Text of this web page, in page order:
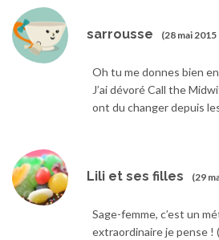
sarrousse (28 mai
Oh tu me donnes bien
J’ai dévoré Call the
ont du changer depuis
Lili et ses filles (29
Sage-femme, c’est un
extraordinaire je pense !